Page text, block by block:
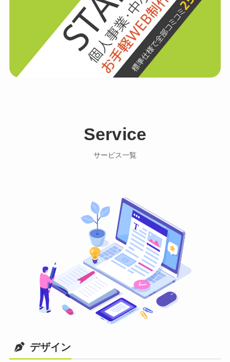
Service
サービス一覧
デザイン